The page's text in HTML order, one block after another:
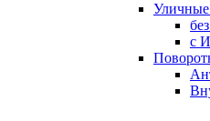
Уличные
с